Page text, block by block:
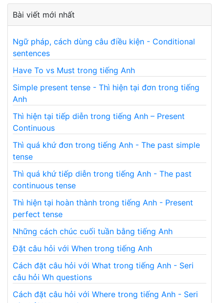
Bài viết mới nhất
Ngữ pháp, cách dùng câu điều kiện - Conditional
sentences
Have To vs Must trong tiếng Anh
Simple present tense - Thì hiện tại đơn trong tiếng
Anh
Thì hiện tại tiếp diễn trong tiếng Anh – Present
Continuous
Thì quá khứ đơn trong tiếng Anh - The past simple
tense
Thì quá khứ tiếp diễn trong tiếng Anh - The past
continuous tense
Thì hiện tại hoàn thành trong tiếng Anh - Present
perfect tense
Những cách chúc cuối tuần bằng tiếng Anh
Đặt câu hỏi với When trong tiếng Anh
Cách đặt câu hỏi với What trong tiếng Anh - Seri
câu hỏi Wh questions
Cách đặt câu hỏi với Where trong tiếng Anh - Seri